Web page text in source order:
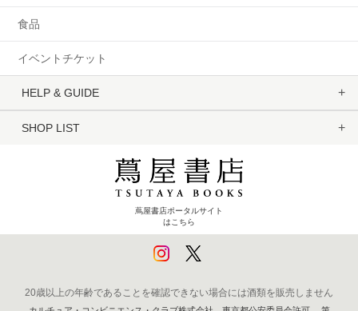
食品
イベントチケット
HELP & GUIDE
SHOP LIST
蔦屋書店ポータルサイト
はこちら
20歳以上の年齢であることを確認できない場合には酒類を販売しません